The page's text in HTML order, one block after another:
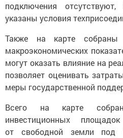
подключения
указаны условия
Также на карте
макроэкономических
могут оказать влияние на
позволяет оценивать
меры государственной
Всего на карте
инвестиционных
от свободной земли под